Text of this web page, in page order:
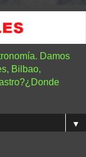
Damos
Bilbao,
▼